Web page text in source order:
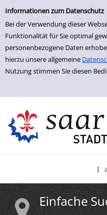
Einfache Suche
Informationen zum Datenschutz
Bei der Verwendung dieser
Funktionalität für Sie optimal
personenbezogene Daten
hierzu unsere allgemeine
Nutzung stimmen Sie diesen
Zur Detailanzeige springen
|
Einfache